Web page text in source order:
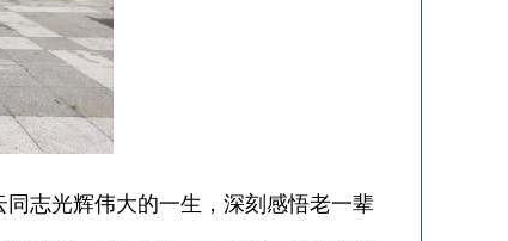
志光辉伟大的一生，深刻感悟老一辈